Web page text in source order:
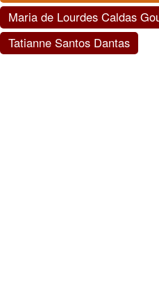
Maria de Lourdes Caldas
Tatianne Santos Dantas